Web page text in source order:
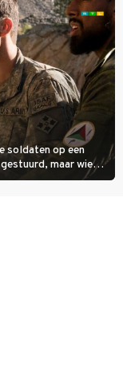
soldaten op een
maar wie